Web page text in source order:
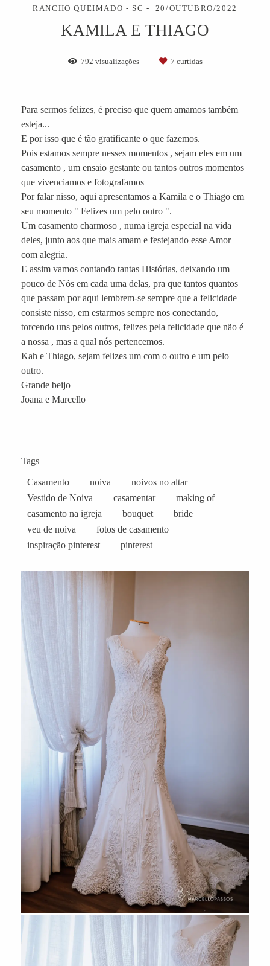
RANCHO QUEIMADO - SC
20/OUTUBRO/2022
KAMILA E THIAGO
792 visualizações 7 curtidas
Para sermos felizes, é preciso que quem amamos também
esteja...
E por isso que é tão gratificante o que fazemos.
Pois estamos sempre nesses momentos , sejam eles em um
casamento , um ensaio gestante ou tantos outros momentos
que vivenciamos e fotografamos
Por falar nisso, aqui apresentamos a Kamila e o Thiago em
seu momento " Felizes um pelo outro ".
Um casamento charmoso , numa igreja especial na vida
deles, junto aos que mais amam e festejando esse Amor
com alegria.
E assim vamos contando tantas Histórias, deixando um
pouco de Nós em cada uma delas, pra que tantos quantos
que passam por aqui lembrem-se sempre que a felicidade
consiste nisso, em estarmos sempre nos conectando,
torcendo uns pelos outros, felizes pela felicidade que não é
a nossa , mas a qual nós pertencemos.
Kah e Thiago, sejam felizes um com o outro e um pelo
outro.
Grande beijo
Joana e Marcello
Tags
Casamento noiva
noivos no altar
Vestido de Noiva
casamentar
making of
casamento na igreja
bouquet
bride
veu de noiva
fotos de casamento
inspiração pinterest
pinterest